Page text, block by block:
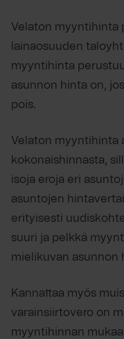
Velaton myyntihinta
lainaosuuden
myyntihinta
asunnon hinta on,
pois.
Velaton myyntihinta
kokonaishinnasta,
isoja eroja eri
asuntojen
erityisesti
suuri ja pelkkä
mielikuvan asunnon
Kannattaa myös
varainsiirtovero on
myyntihinnan